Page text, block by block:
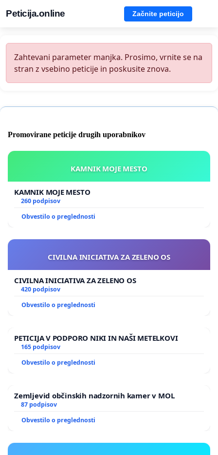
Peticija.online Začnite peticijo
Zahtevani parameter manjka. Prosimo, vrnite se na
stran z vsebino peticije in poskusite znova.
Promovirane peticije drugih uporabnikov
KAMNIK MOJE MESTO
KAMNIK MOJE MESTO
260 podpisov
Obvestilo o preglednosti
CIVILNA INICIATIVA ZA ZELENO OS
CIVILNA INICIATIVA ZA ZELENO OS
420 podpisov
Obvestilo o preglednosti
PETICIJA V PODPORO NIKI IN NAŠI METELKOVI
165 podpisov
Obvestilo o preglednosti
Zemljevid občinskih nadzornih kamer v MOL
87 podpisov
Obvestilo o preglednosti